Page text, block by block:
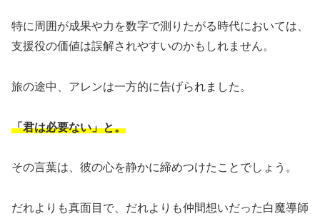
特に周囲が成果や力を数字で測りたがる時代においては、
支援役の価値は誤解されやすいのかもしれません。
旅の途中、アレンは一方的に告げられました。
「君は必要ない」と。
その言葉は、彼の心を静かに締めつけたことでしょう。
だれよりも真面目で、だれよりも仲間想いだった白魔導師